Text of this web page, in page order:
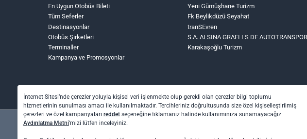
En Uygun Otobüs Bileti
Tüm Seferler
Destinasyonlar
Otobüs Şirketleri
Terminaller
Kampanya ve Promosyonlar
Yeni Gümüşhane Turizm
Fk Beylikdüzü Seyahat
tranSEvren
S.A. ALSINA GRAELLS DE
Karakaşoğlu Turizm
İnternet Sitesi’nde çerezler yoluyla kişisel veri işlenmekte olup gerekli olan çerezler bilgi toplumu
hizmetlerinin sunulması amacı ile kullanılmaktadır. Tercihleriniz doğrultusunda size özel kişiselleştirilmiş
çerezleri ve özel kampanyaları reddet seçeneğine tıklamanız halinde kullanımınıza sunamayacağız.
Aydınlatma Metni’mizi lütfen inceleyiniz.